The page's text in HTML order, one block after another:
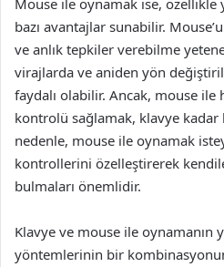
Mouse ile oynamak ise,
bazı avantajlar sunabilir.
ve anlık tepkiler verebilme
virajlarda ve aniden yön
faydalı olabilir. Ancak, mouse ile
kontrolü sağlamak, klavye
nedenle, mouse ile oynamak
kontrollerini özelleştirerek
bulmaları önemlidir.
Klavye ve mouse ile oynamanın
yöntemlerinin bir